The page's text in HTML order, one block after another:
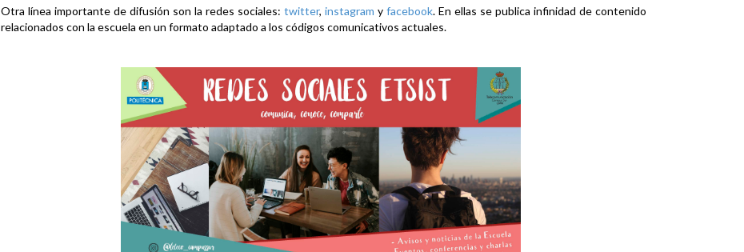
Otra línea importante de difusión son la redes sociales: twitter, instagram y facebook. En ellas se publica infinidad de contenidos
relacionados con la escuela en un formato adaptado a los códigos comunicativos actuales.